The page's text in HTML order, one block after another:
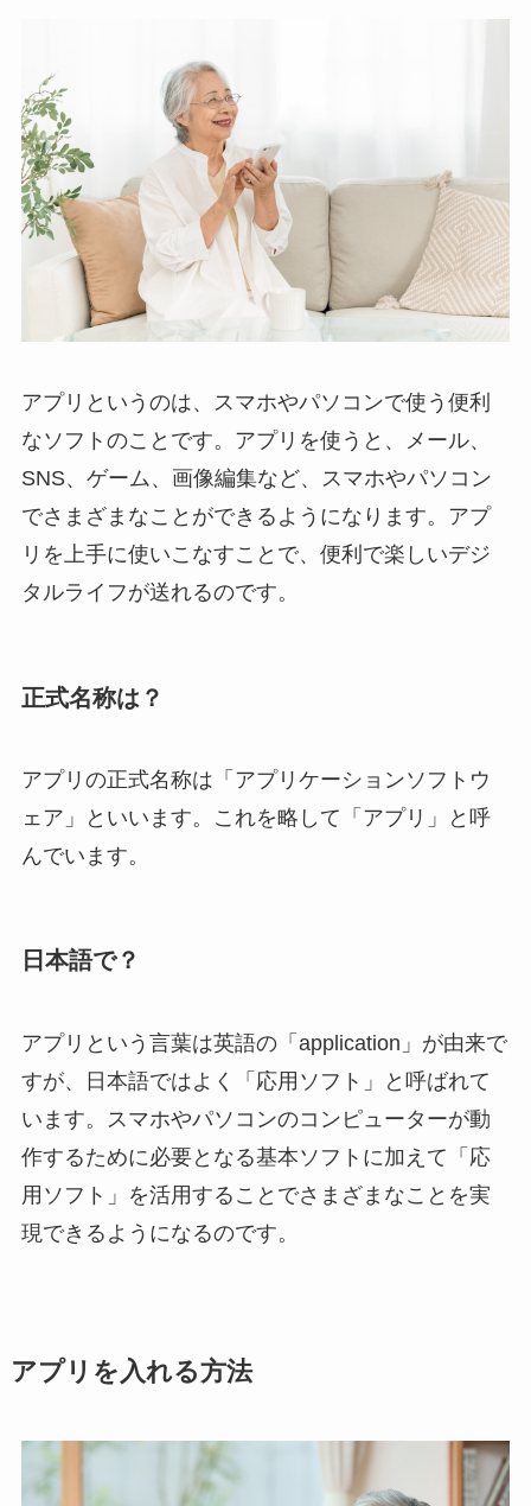
アプリというのは、スマホやパソコンで使う便利
なソフトのことです。アプリを使うと、メール、
SNS、ゲーム、画像編集など、スマホやパソコン
でさまざまなことができるようになります。アプ
リを上手に使いこなすことで、便利で楽しいデジ
タルライフが送れるのです。
正式名称は？
アプリの正式名称は「アプリケーションソフトウ
ェア」といいます。これを略して「アプリ」と呼
んでいます。
日本語で？
アプリという言葉は英語の「application」が由来で
すが、日本語ではよく「応用ソフト」と呼ばれて
います。スマホやパソコンのコンピューターが動
作するために必要となる基本ソフトに加えて「応
用ソフト」を活用することでさまざまなことを実
現できるようになるのです。
アプリを入れる方法